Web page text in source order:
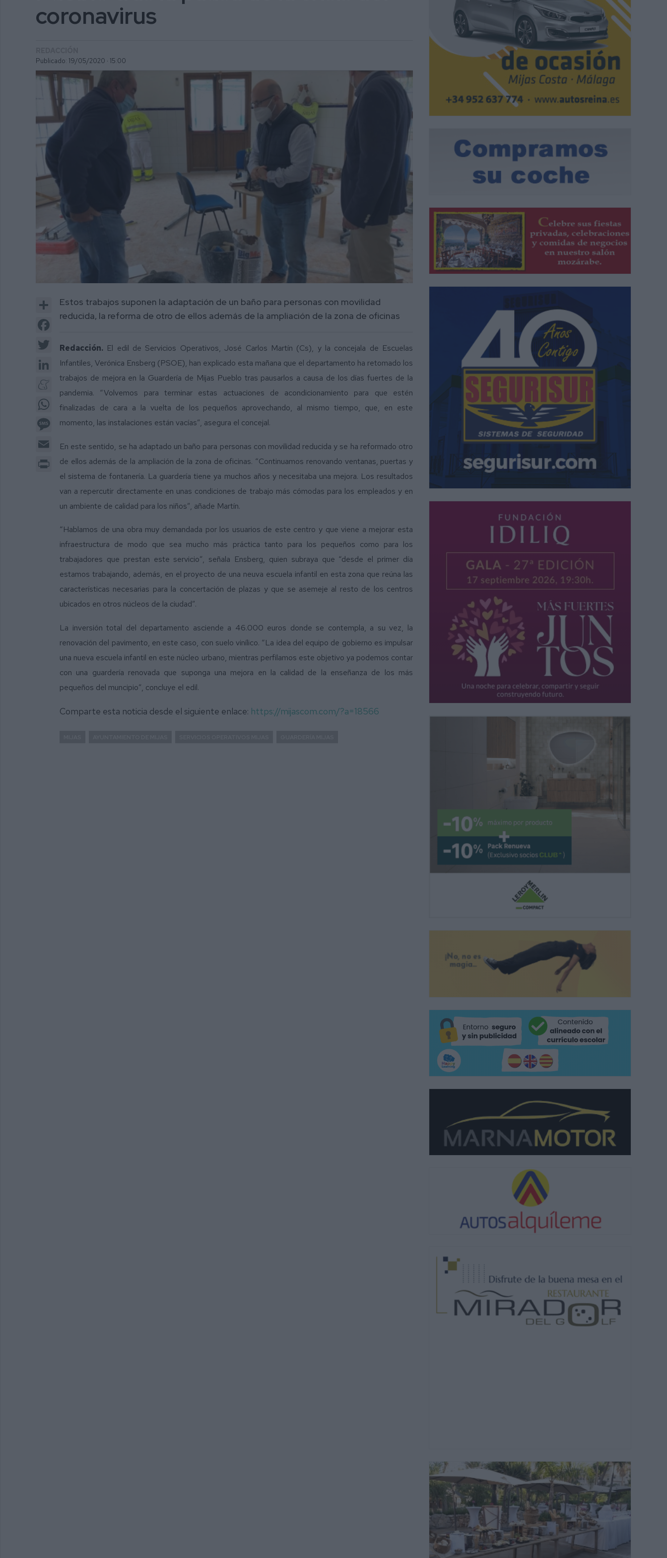
coronavirus
Publicado: 19/05/2020 · 15:00
Share
Facebook
LinkedIn
Meneame
WhatsApp
Message
Print
Estos trabajos suponen la adaptación de un baño para personas con movilidad
reducida, la reforma de otro de ellos además de la ampliación de la zona de oficinas
Redacción. El edil de Servicios Operativos, José Carlos Martín (Cs), y la concejala de Escuelas
Infantiles, Verónica Ensberg (PSOE), han explicado esta mañana que el departamento ha retomado los
trabajos de mejora en la Guardería de Mijas Pueblo tras pausarlos a causa de los días fuertes de la
pandemia. “Volvemos para terminar estas actuaciones de acondicionamiento para que estén
finalizadas de cara a la vuelta de los pequeños aprovechando, al mismo tiempo, que, en este
momento, las instalaciones están vacías”, asegura el concejal.
En este sentido, se ha adaptado un baño para personas con movilidad reducida y se ha reformado otro
de ellos además de la ampliación de la zona de oficinas. “Continuamos renovando ventanas, puertas y
el sistema de fontanería. La guardería tiene ya muchos años y necesitaba una mejora. Los resultados
van a repercutir directamente en unas condiciones de trabajo más cómodas para los empleados y en
un ambiente de calidad para los niños”, añade Martín.
“Hablamos de una obra muy demandada por los usuarios de este centro y que viene a mejorar esta
infraestructura de modo que sea mucho más práctica tanto para los pequeños como para los
trabajadores que prestan este servicio”, señala Ensberg, quien subraya que “desde el primer día
estamos trabajando, además, en el proyecto de una neuva escuela infantil en esta zona que reúna las
características necesarias para la concertación de plazas y que se asemeje al resto de los centros
ubicados en otros núcleos de la ciudad”.
La inversión total del departamento asciende a 46.000 euros donde se contempla, a su vez, la
renovación del pavimento, en este caso, con suelo vinílico. “La idea del equipo de gobierno es impulsar
una nueva escuela infantil en este núcleo urbano, mientras perfilamos este objetivo ya podemos contar
con una guardería renovada que suponga una mejora en la calidad de la enseñanza de los más
pequeños del muncipio”, concluye el edil.
Comparte esta noticia desde el siguiente enlace: https://mijascom.com/?a=18566